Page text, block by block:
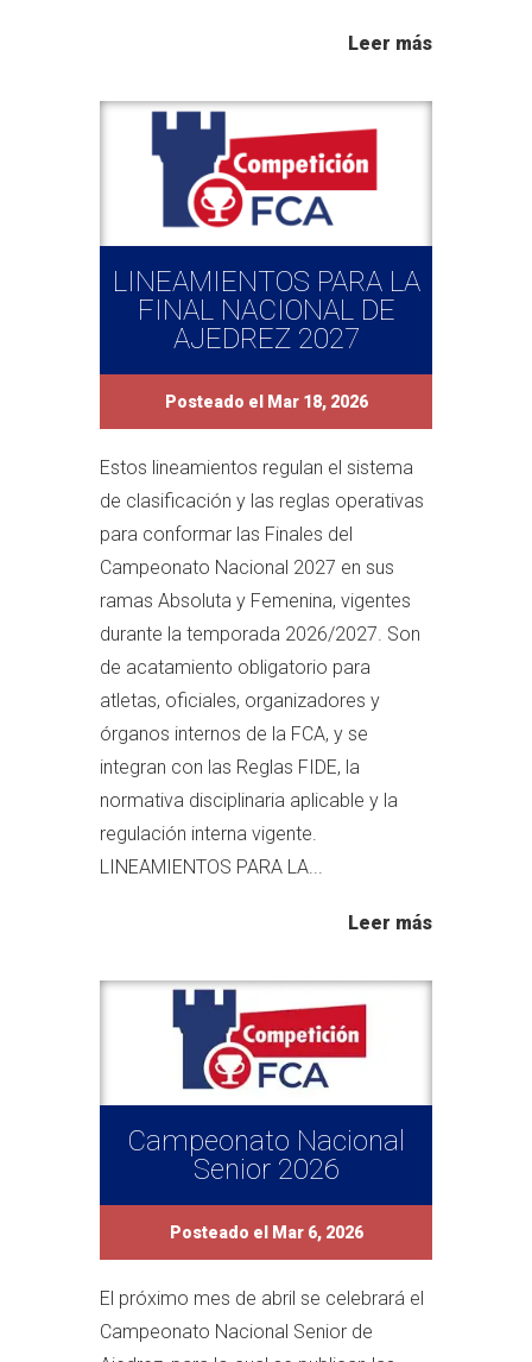
Leer más
LINEAMIENTOS PARA LA
FINAL NACIONAL DE
AJEDREZ 2027
Posteado el Mar 18, 2026
Estos lineamientos regulan el sistema
de clasificación y las reglas operativas
para conformar las Finales del
Campeonato Nacional 2027 en sus
ramas Absoluta y Femenina, vigentes
durante la temporada 2026/2027. Son
de acatamiento obligatorio para
atletas, oficiales, organizadores y
órganos internos de la FCA, y se
integran con las Reglas FIDE, la
normativa disciplinaria aplicable y la
regulación interna vigente.
LINEAMIENTOS PARA LA...
Leer más
Campeonato Nacional
Senior 2026
Posteado el Mar 6, 2026
El próximo mes de abril se celebrará el
Campeonato Nacional Senior de